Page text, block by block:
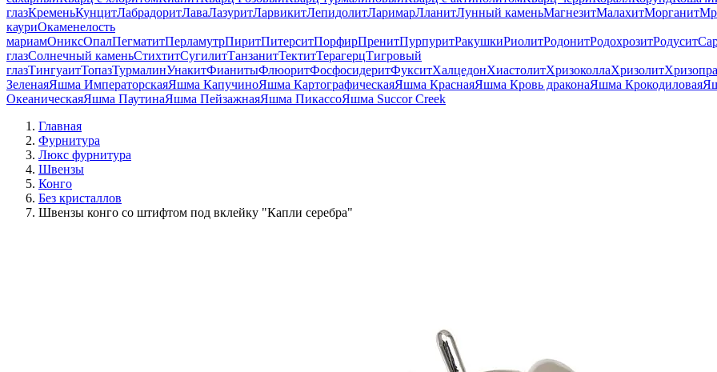
глазКременьКунцитЛабрадоритЛаваЛазуритЛарвикитЛепидолитЛаримарЛланитЛунный каменьМагнезитМалахитМорганит
кауриОкаменелость
мариамОниксОпалПегматитПерламутрПиритПитерситПорфирПренитПурпуритРакушкиРиолитРодонитРодохрозитРодусит
глазСолнечный каменьСтихтитСугилитТанзанитТектитТерагерцТигровый
глазТингуаитТопазТурмалинУнакитФианитыФлюоритФосфосидеритФукситХалцедонХиастолитХризоколлаХризолит
ЗеленаяЯшма ИмператорскаяЯшма КапучиноЯшма КартографическаяЯшма КраснаяЯшма Кровь драконаЯшма Крокодиловая
ОкеаническаяЯшма ПаутинаЯшма ПейзажнаяЯшма ПикассоЯшма Succor Creek
Главная
Фурнитура
Люкс фурнитура
Швензы
Конго
Без кристаллов
Швензы конго со штифтом под вклейку "Капли серебра"